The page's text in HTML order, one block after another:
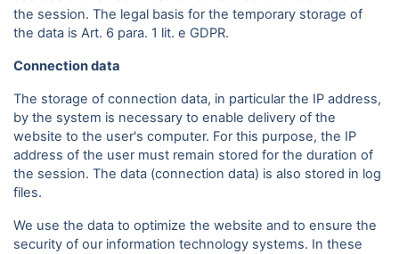
the session. The legal basis for the temporary storage of
the data is Art. 6 para. 1 lit. e GDPR.
Connection data
The storage of connection data, in particular the IP address,
by the system is necessary to enable delivery of the
website to the user's computer. For this purpose, the IP
address of the user must remain stored for the duration of
the session. The data (connection data) is also stored in log
files.
We use the data to optimize the website and to ensure the
security of our information technology systems. In these